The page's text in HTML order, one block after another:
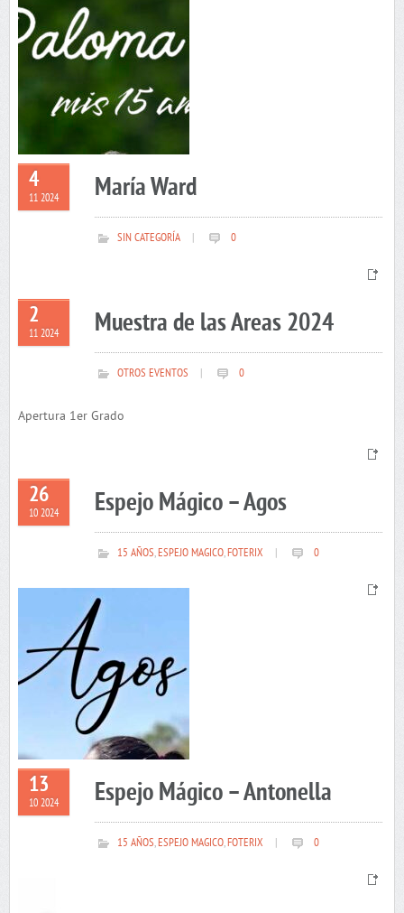
4
11 2024 María Ward
SIN CATEGORÍA 0
2
11 2024 Muestra de las Areas 2024
OTROS EVENTOS 0
Apertura 1er Grado
26
10 2024 Espejo Mágico – Agos
15 AÑOS,ESPEJO MAGICO,FOTERIX 0
13
10 2024 Espejo Mágico – Antonella
15 AÑOS,ESPEJO MAGICO,FOTERIX 0